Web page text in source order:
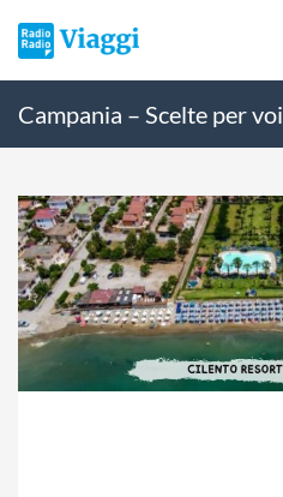
Campania – Scelte per voi